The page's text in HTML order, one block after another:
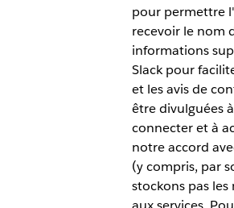
pour permettre
recevoir le nom
informations
Slack pour
et les avis de
être divulguées
connecter et à
notre accord
(y compris, par
stockons pas